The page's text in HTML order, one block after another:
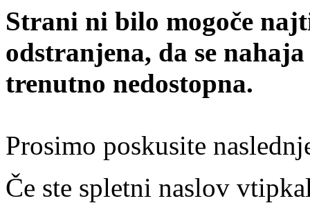
Strani ni bilo mogoče
odstranjena, da se
trenutno nedostopna.
Prosimo poskusite
Če ste spletni naslov